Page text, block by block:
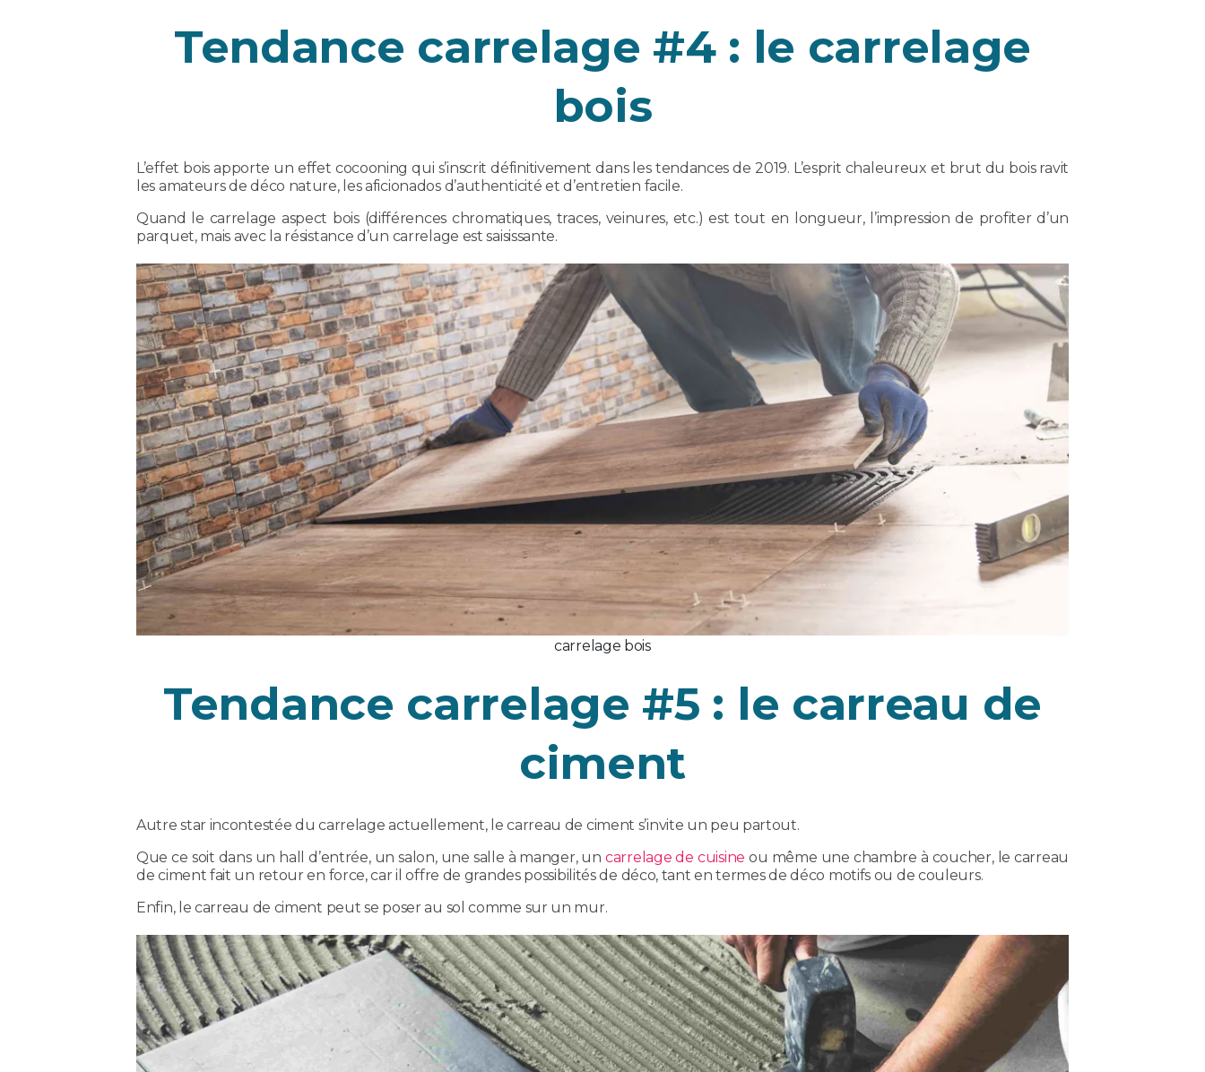
Tendance carrelage #4 : le carrelage
bois
L’effet bois apporte un effet cocooning qui s’inscrit définitivement dans les tendances de 2019. L’esprit chaleureux et brut du bois ravit
les amateurs de déco nature, les aficionados d’authenticité et d’entretien facile.
Quand le carrelage aspect bois (différences chromatiques, traces, veinures, etc.) est tout en longueur, l’impression de profiter d’un
parquet, mais avec la résistance d’un carrelage est saisissante.
carrelage bois
Tendance carrelage #5 : le carreau de
ciment
Autre star incontestée du carrelage actuellement, le carreau de ciment s’invite un peu partout.
Que ce soit dans un hall d’entrée, un salon, une salle à manger, uncarrelage de cuisine ou même une chambre à coucher, le carreau
de ciment fait un retour en force, car il offre de grandes possibilités de déco, tant en termes de déco motifs ou de couleurs.
Enfin, le carreau de ciment peut se poser au sol comme sur un mur.